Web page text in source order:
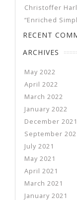
Christoffer
“Enriched
RECENT
ARCHIVES
May 2022
April 2022
March 2022
January 2022
December 2021
September
July 2021
May 2021
April 2021
March 2021
January 2021